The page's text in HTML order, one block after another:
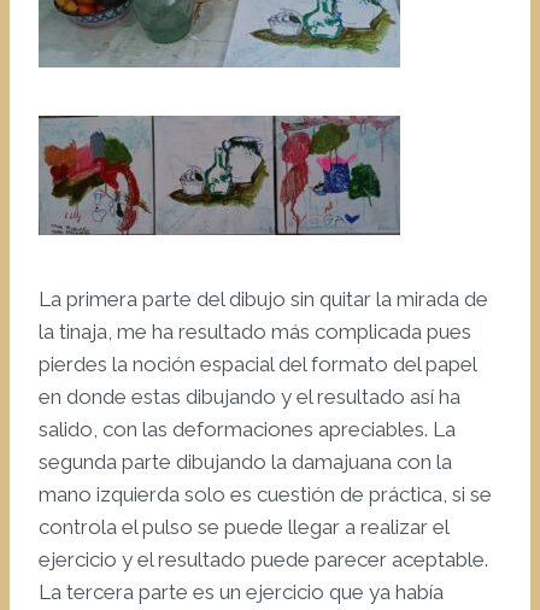
La primera parte del dibujo sin quitar la mirada de
la tinaja, me ha resultado más complicada pues
pierdes la noción espacial del formato del papel
en donde estas dibujando y el resultado así ha
salido, con las deformaciones apreciables. La
segunda parte dibujando la damajuana con la
mano izquierda solo es cuestión de práctica, si se
controla el pulso se puede llegar a realizar el
ejercicio y el resultado puede parecer aceptable.
La tercera parte es un ejercicio que ya había